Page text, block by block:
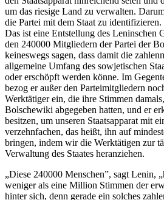
um das riesige Land zu verwalten.
die Partei mit dem Staat zu
Das ist eine Entstellung des Leninschen
den 240000 Mitgliedern der Partei der
keineswegs sagen, dass damit die
allgemeine Umfang des sowjetischen
oder erschöpft werden könne. Im
bezog er außer den Parteimitgliedern
Werktätiger ein, die ihre Stimmen
Bolschewiki abgegeben hatten, und er
besitzen, um unseren Staatsapparat mit
verzehnfachen, das heißt, ihn auf
bringen, indem wir die Werktätigen zur
Verwaltung des Staates heranziehen.
„Diese 240000 Menschen”, sagt Lenin,
weniger als eine Million Stimmen der
hinter sich, denn gerade ein solches